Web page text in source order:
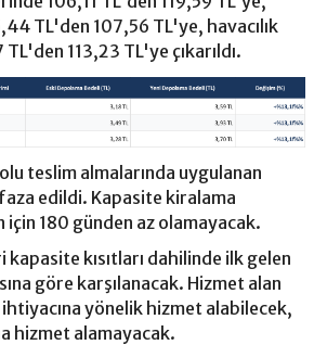
TL'den 107,56 TL'ye, havacılık
113,23 TL'ye çıkarıldı.
teslim almalarında uygulanan
edildi. Kapasite kiralama
180 günden az olamayacak.
kısıtları dahilinde ilk gelen
göre karşılanacak. Hizmet alan
yönelik hizmet alabilecek,
hizmet alamayacak.